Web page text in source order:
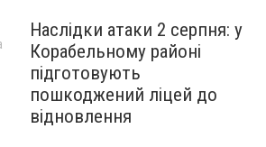
Наслідки атаки 2 серпня: у
Корабельному районі
підготовують
пошкоджений ліцей до
відновлення